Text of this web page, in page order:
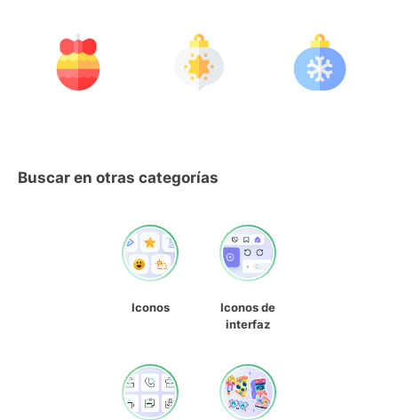
Buscar en otras categorías
Iconos
Iconos de
interfaz